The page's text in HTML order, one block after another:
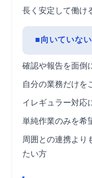
長く安定して働け
■向いていな
確認や報告を面倒
自分の業務だけを
イレギュラー対応
単純作業のみを希
周囲との連携より
たい方